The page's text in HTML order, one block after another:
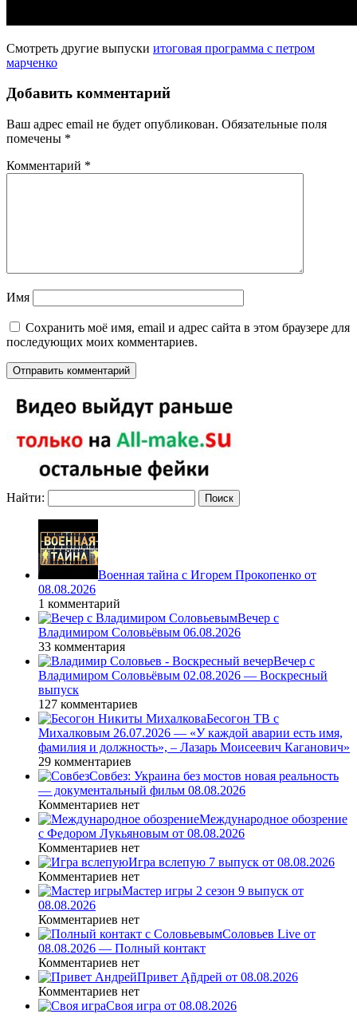
Смотреть другие выпуски итоговая программа с петром
марченко
Добавить комментарий
Ваш адрес email не будет опубликован. Обязательные поля
помечены *
Комментарий *
Имя
Сохранить моё имя, email и адрес сайта в этом браузере для
последующих моих комментариев.
Найти:
Военная тайна с Игорем Прокопенко от
08.08.2026
1 комментарий
Вечер с
Владимиром Соловьёвым 06.08.2026
33 комментария
Вечер с
Владимиром Соловьёвым 02.08.2026 — Воскресный
выпуск
127 комментариев
Бесогон ТВ с
Михалковым 26.07.2026 — «У каждой аварии есть имя,
фамилия и должность», – Лазарь Моисеевич Каганович»
29 комментариев
Совбез: Украина без мостов новая реальность
— документальный фильм 08.08.2026
Комментариев нет
Международное обозрение
с Федором Лукьяновым от 08.08.2026
Комментариев нет
Игра вслепую 7 выпуск от 08.08.2026
Комментариев нет
Мастер игры 2 сезон 9 выпуск от
08.08.2026
Комментариев нет
Соловьев Live от
08.08.2026 — Полный контакт
Комментариев нет
Привет Ąñдpей от 08.08.2026
Комментариев нет
Своя игра от 08.08.2026